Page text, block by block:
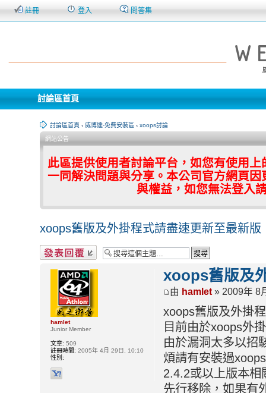
註冊 登入 問答集
討論區首頁
討論區首頁 ‹ 威博達-免費安裝區 ‹ xoops討論
網站公告
此區提供使用者討論平台，如您有使用
一同解決問題與分享。本公司官方網頁
與權益，如您無法登入
xoops舊版及外掛程式請盡速更新至最新版
發表回覆
xoops舊版及
由 hamlet » 2009年 8
xoops舊版及外掛
目前由於xoops外
由於漏洞太多以招
煩請有安裝過
2.4.2或以上版本相
先行移除，如果有
hamlet
Junior Member
文章: 509
註冊時間: 2005年 4月 29日, 10:10
性別: